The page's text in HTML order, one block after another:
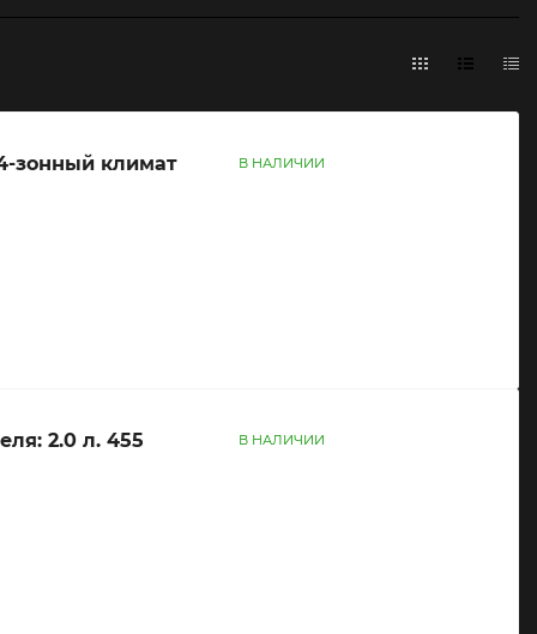
зонный климат В НАЛИЧИИ
2.0 л. 455 В НАЛИЧИИ